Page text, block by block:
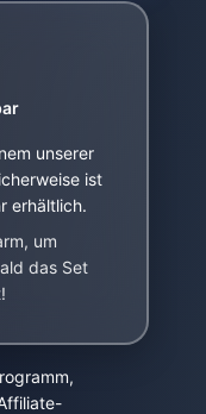
unserer
ist
erhältlich.
um
das Set